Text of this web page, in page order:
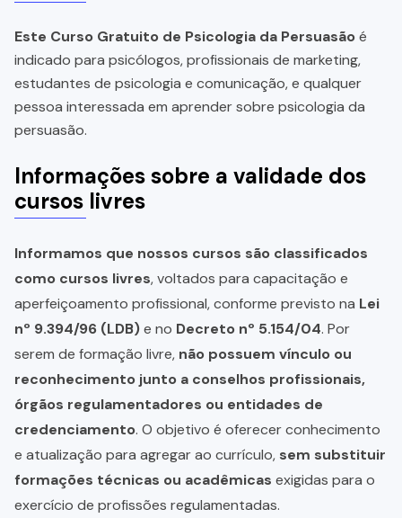
Este Curso Gratuito de Psicologia da Persuasãoé
indicado para psicólogos, profissionais de marketing,
estudantes de psicologia e comunicação, e qualquer
pessoa interessada em aprender sobre psicologia da
persuasão.
Informações sobre a validade dos
cursos livres
Informamos que nossos cursos são classificados
como cursos livres, voltados para capacitação e
aperfeiçoamento profissional, conforme previsto na Lei
nº 9.394/96 (LDB)e no Decreto nº 5.154/04. Por
serem de formação livre, não possuem vínculo ou
reconhecimento junto a conselhos profissionais,
órgãos regulamentadores ou entidades de
credenciamento. O objetivo é oferecer conhecimento
e atualização para agregar ao currículo, sem substituir
formações técnicas ou acadêmicas exigidas para o
exercício de profissões regulamentadas.